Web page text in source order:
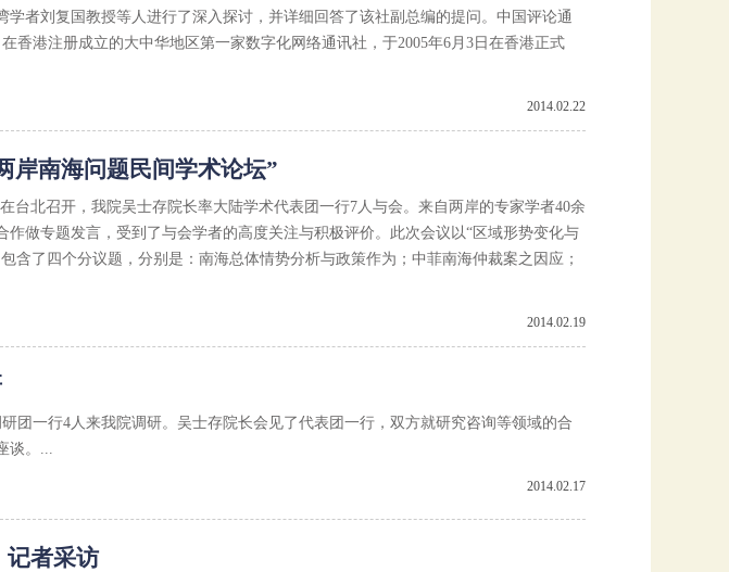
者刘复国教授等人进行了深入探讨，并详细回答了该社副总编的提问。中国评论通
香港注册成立的大中华地区第一家数字化网络通讯社，于2005年6月3日在香港正式
2014.02.22
岸南海问题民间学术论坛”
台北召开，我院吴士存院长率大陆学术代表团一行7人与会。来自两岸的专家学者40余
做专题发言，受到了与会学者的高度关注与积极评价。此次会议以“区域形势变化与
含了四个分议题，分别是：南海总体情势分析与政策作为；中菲南海仲裁案之因应；
2014.02.19
团一行4人来我院调研。吴士存院长会见了代表团一行，双方就研究咨询等领域的合
谈。...
2014.02.17
记者采访